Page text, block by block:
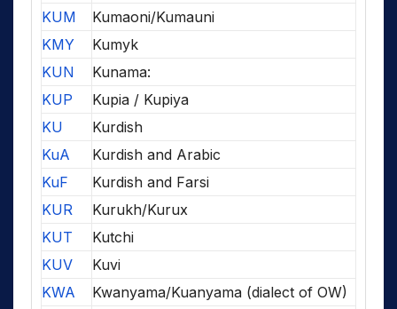
KUM
Kumaoni/Kumauni
KMY
Kumyk
KUN
Kunama:
KUP
Kupia / Kupiya
KU
Kurdish
KuA
Kurdish and Arabic
KuF
Kurdish and Farsi
KUR
Kurukh/Kurux
KUT
Kutchi
KUV
Kuvi
KWA
Kwanyama/Kuanyama (dialect of OW)